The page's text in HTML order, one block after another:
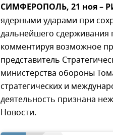
СИМФЕРОПОЛЬ, 21 ноя –
ядерными ударами при
дальнейшего
комментируя возможное
представитель
министерства обороны
стратегических и
деятельность признана
Новости.